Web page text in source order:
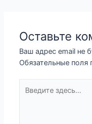
Оставьте
Ваш адрес email не
Обязательные поля
здесь...